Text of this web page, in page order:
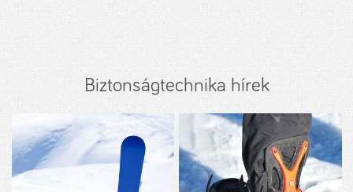
Biztonságtechnika hírek